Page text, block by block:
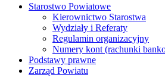
Starostwo Powiatowe
Kierownictwo Starostwa
Wydziały i Referaty
Regulamin organizacyjny
Numery kont (rachunki
Podstawy prawne
Zarząd Powiatu